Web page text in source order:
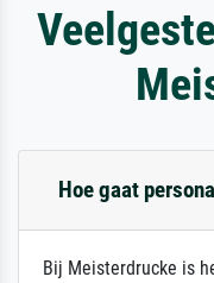
Hoe gaat
Bij Meisterdrucke is